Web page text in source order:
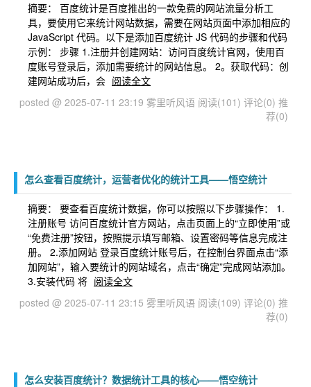
摘要： 百度统计是百度推出的一款免费的网站流量分析工
具，要使用它来统计网站数据，需要在网站页面中添加相应的
JavaScript 代码。以下是添加百度统计 JS 代码的步骤和代码
示例： 步骤 1.注册并创建网站：访问百度统计官网，使用百
度账号登录后，添加需要统计的网站信息。 2。获取代码：创
建网站成功后，会 阅读全文
posted @ 2025-07-11 23:19 雾里听风语 阅读(101) 评论(0) 推
荐(0)
怎么查看百度统计，运营者优化的统计工具——悟空统计
摘要： 要查看百度统计数据，你可以按照以下步骤操作： 1.
注册账号 访问百度统计官方网站，点击页面上的“立即使用”或
“免费注册”按钮，按照提示填写邮箱、设置密码等信息完成注
册。 2.添加网站 登录百度统计账号后，在控制台界面点击“添
加网站”，输入要统计的网站域名，点击“确定”完成网站添加。
3.安装代码 将 阅读全文
posted @ 2025-07-11 23:15 雾里听风语 阅读(109) 评论(0) 推
荐(0)
怎么安装百度统计？数据统计工具的核心——悟空统计